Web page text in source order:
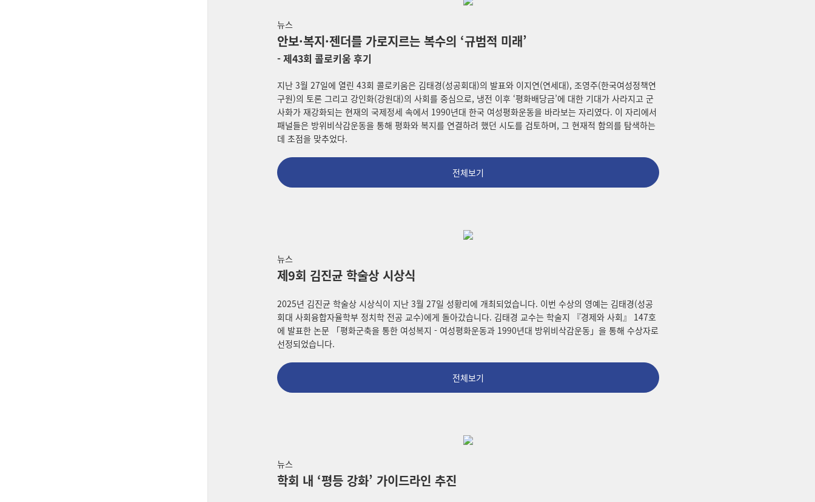
뉴스
안보·복지·젠더를 가로지르는 복수의 ‘규범적 미래’
- 제43회 콜로키움 후기
지난 3월 27일에 열린 43회 콜로키움은 김태경(성공회대)의 발표와 이지연(연세대), 조영주(한국여성정책연
구원)의 토론 그리고 강인화(강원대)의 사회를 중심으로, 냉전 이후 ‘평화배당금’에 대한 기대가 사라지고 군
사화가 재강화되는 현재의 국제정세 속에서 1990년대 한국 여성평화운동을 바라보는 자리였다. 이 자리에서
패널들은 방위비삭감운동을 통해 평화와 복지를 연결하려 했던 시도를 검토하며, 그 현재적 함의를 탐색하는
데 초점을 맞추었다.
전체보기
뉴스
제9회 김진균 학술상 시상식
2025년 김진균 학술상 시상식이 지난 3월 27일 성황리에 개최되었습니다. 이번 수상의 영예는 김태경(성공
회대 사회융합자율학부 정치학 전공 교수)에게 돌아갔습니다. 김태경 교수는 학술지 『경제와 사회』 147호
에 발표한 논문 「평화군축을 통한 여성복지 - 여성평화운동과 1990년대 방위비삭감운동」을 통해 수상자로
선정되었습니다.
전체보기
뉴스
학회 내 ‘평등 강화’ 가이드라인 추진